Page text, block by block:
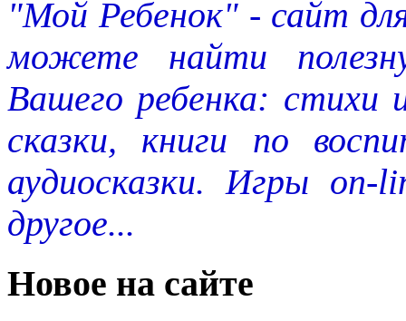
"Мой Ребенок" - сайт
можете найти
Вашего ребенка: стихи
сказки, книги по
аудиосказки. Игры
другое...
Новое на сайте